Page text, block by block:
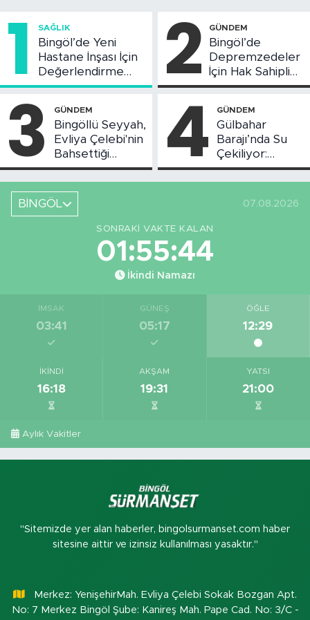
1 SAĞLIK
Bingöl’de Yeni
Hastane İnşası İçin
Değerlendirme
Toplantısı Yapıldı
2 GÜNDEM
Bingöl’de
Depremzedeler
İçin Hak Sahipliği
Askı Süreci
3 GÜNDEM
Bingöllü Seyyah,
Evliya Çelebi'nin
Bahsettiği
Bingöl'deki O
Yeri Görüntüledi
4 GÜNDEM
Gülbahar
Barajı’nda Su
Çekiliyor:
Piknikçi Sayısı
Azaldı
BİNGÖL
07.08.2026
SONRAKI VAKTE KALAN
01:55:43
İkindi Namazı
İMSAK
03:41
GÜNEŞ
05:17
ÖĞLE
12:29
İKINDI
16:18
AKŞAM
19:31
YATSI
21:00
Aylık Vakitler
"Sitemizde yer alan haberler, bingolsurmanset.com haber
sitesine aittir ve izinsiz kullanılması yasaktır."
Merkez: YenişehirMah. Evliya Çelebi Sokak Bozgan Apt.
No: 7 Merkez Bingöl Şube: Kanireş Mah. Pape Cad. No: 3/C -